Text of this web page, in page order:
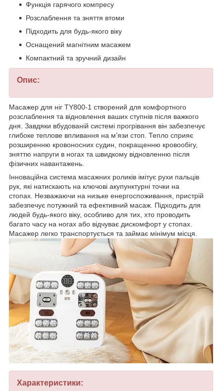
Функція гарячого компресу
Розслаблення та зняття втоми
Підходить для будь-якого віку
Оснащений магнітним масажем
Компактний та зручний дизайн
Опис:
Масажер для ніг TY800-1 створений для комфортного
розслаблення та відновлення ваших ступнів після важкого
дня. Завдяки вбудованій системі прогрівання він забезпечує
глибоке теплове впливання на м’язи стоп. Тепло сприяє
розширенню кровоносних судин, покращенню кровообігу,
зняттю напруги в ногах та швидкому відновленню після
фізичних навантажень.
Інноваційна система масажних роликів імітує рухи пальців
рук, які натискають на ключові акупунктурні точки на
стопах. Незважаючи на низьке енергоспоживання, пристрій
забезпечує потужний та ефективний масаж. Підходить для
людей будь-якого віку, особливо для тих, хто проводить
багато часу на ногах або відчуває дискомфорт у стопах.
Масажер легко транспортується та займає мінімум місця.
Характеристики: